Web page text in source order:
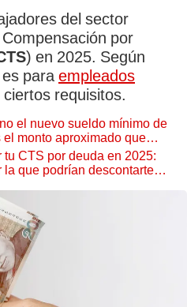
del sector
por
) en 2025. Según
para empleados
requisitos.
el nuevo sueldo mínimo de
monto aproximado que
CTS por deuda en 2025:
que podrían descontarte